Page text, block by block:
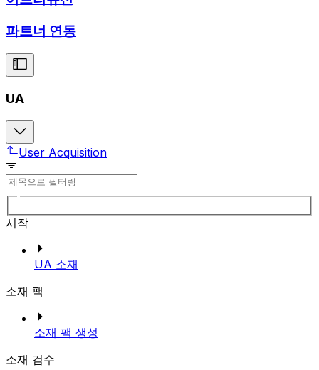
파트너 연동
UA
User Acquisition
시작
UA 소재
소재 팩
소재 팩 생성
소재 검수